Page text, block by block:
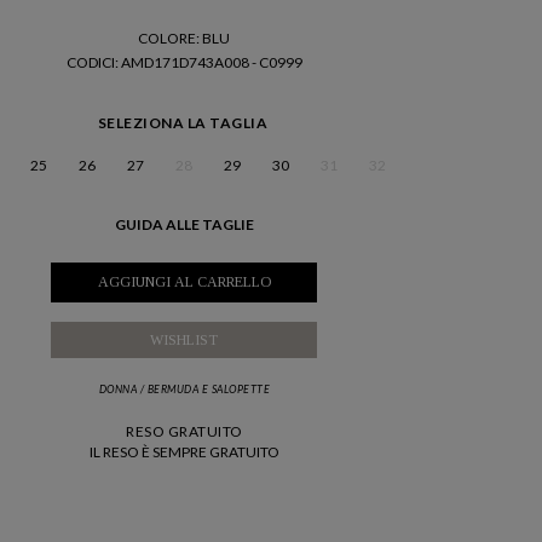
COLORE: BLU
CODICI: AMD171D743A008 - C0999
SELEZIONA LA TAGLIA
25 26 27 29 30
GUIDA ALLE TAGLIE
AGGIUNGI AL CARRELLO
WISHLIST
DONNA /BERMUDA E SALOPETTE
RESO GRATUITO
IL RESO È SEMPRE GRATUITO